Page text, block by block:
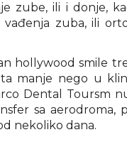
zube, ili i donje,
zuba, ili
hollywood smile
manje nego u
Dental Toursm
sa aerodroma,
nekoliko dana.